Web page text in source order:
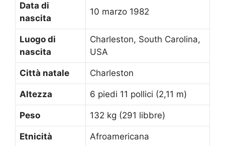
Data di
nascita
10 marzo 1982
Luogo di
nascita
Charleston, South Carolina,
USA
Città natale Charleston
Altezza 6 piedi 11 pollici (2,11 m)
Peso 132 kg (291 libbre)
Etnicità Afroamericana